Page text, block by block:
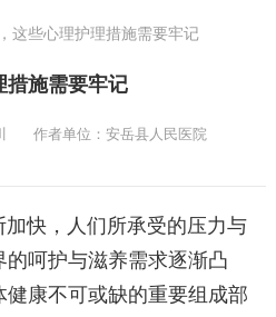
这些心理护理措施需要牢记
措施需要牢记
作者单位：安岳县人民医院
加快，人们所承受的压力与
呵护与滋养需求逐渐凸
康不可或缺的重要组成部